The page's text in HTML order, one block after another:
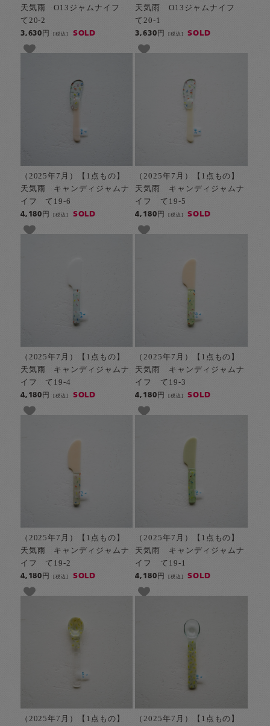
天気雨 O13ジャムナイフ
て20-2
3,630円[税込] SOLD
天気雨 O13ジャムナイフ
て20-1
3,630円 [税込] SOLD
（2025年7月）【1点もの】
天気雨 キャンディジャムナ
イフ て19-6
4,180円[税込] SOLD
（2025年7月）【1点もの】
天気雨 キャンディジャムナ
イフ て19-5
4,180円 [税込] SOLD
（2025年7月）【1点もの】
天気雨 キャンディジャムナ
イフ て19-4
4,180円[税込] SOLD
（2025年7月）【1点もの】
天気雨 キャンディジャムナ
イフ て19-3
4,180円 [税込] SOLD
（2025年7月）【1点もの】
天気雨 キャンディジャムナ
イフ て19-2
4,180円[税込] SOLD
（2025年7月）【1点もの】
天気雨 キャンディジャムナ
イフ て19-1
4,180円 [税込] SOLD
（2025年7月）【1点もの】
（2025年7月）【1点もの】